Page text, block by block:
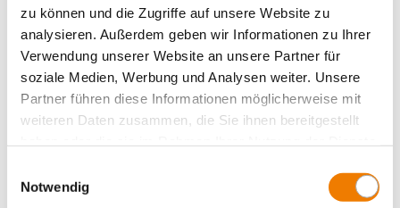
zu können und die Zugriffe auf unsere Website zu
analysieren. Außerdem geben wir Informationen zu Ihrer
Verwendung unserer Website an unsere Partner für
soziale Medien, Werbung und Analysen weiter. Unsere
Partner führen diese Informationen möglicherweise mit
weiteren Daten zusammen, die Sie ihnen bereitgestellt
Notwendig